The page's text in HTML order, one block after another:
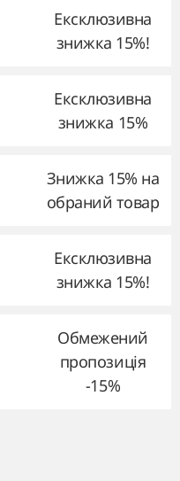
Ексклюзивна
знижка 15%!
Ексклюзивна
знижка 15%
Знижка 15% на
обраний товар
Ексклюзивна
знижка 15%!
Обмежений
пропозиція
-15%